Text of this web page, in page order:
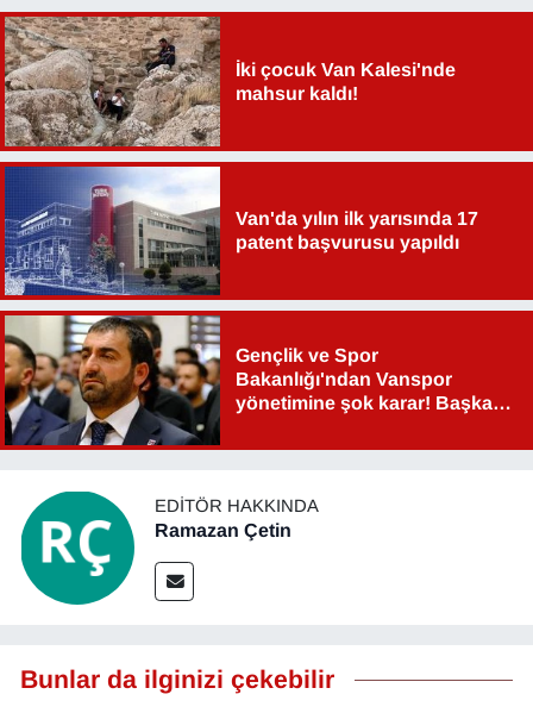
İki çocuk Van Kalesi'nde
mahsur kaldı!
Van'da yılın ilk yarısında 17
patent başvurusu yapıldı
Gençlik ve Spor
Bakanlığı'ndan Vanspor
yönetimine şok karar! Başkan
EDITÖR HAKKINDA
Ramazan Çetin
Bunlar da ilginizi çekebilir
Sinema - TV
SİYASET
SPOR
TEBRİK
TEKNOLOJİ
Turizm
VAN'DA SPOR
Vasıta
YAŞAM
YEREL